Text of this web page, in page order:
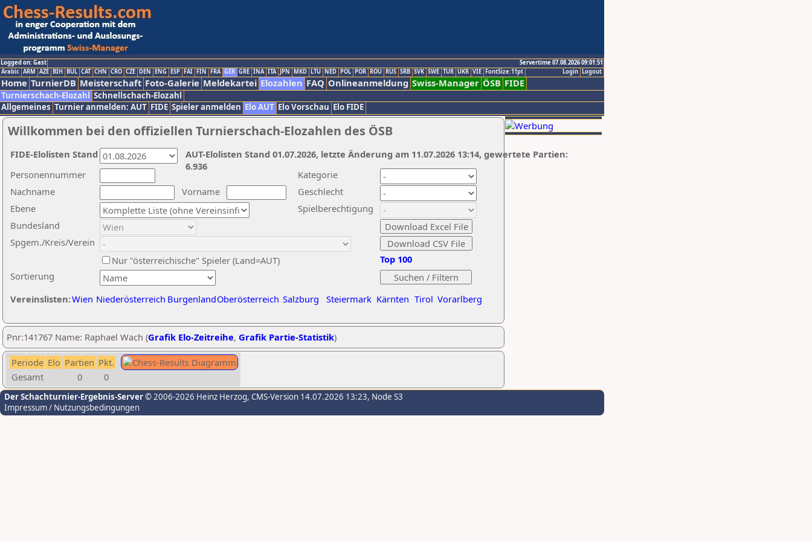
Logged on: Gast
Servertime 07.08.2026 09:01:51
Logout
Login
Arabic ARM AZE BIH BUL CAT CHN CRO CZE DEN ENG ESP FAI FIN FRA GER GRE INA ITA JPN MKD LTU NED POL POR ROU RUS SRB SVK SWE TUR UKR VIE FontSize:11pt
Home TurnierDB Meisterschaft Foto-Galerie Meldekartei Elozahlen FAQ Onlineanmeldung Swiss-Manager ÖSB FIDE
Turnierschach-Elozahl Schnellschach-Elozahl
Allgemeines Turnier anmelden: AUT FIDE Spieler anmelden Elo AUT Elo Vorschau Elo FIDE
Willkommen bei den offiziellen Turnierschach-Elozahlen des ÖSB
Nachname
Vorname
Ebene
Kategorie
Sortierung
Personennummer
Bundesland
Spgem./Kreis/Verein
Geschlecht
Nur "österreichische" Spieler (Land=AUT)
Spielberechtigung
Vereinslisten:Wien Niederösterreich BurgenlandOberösterreich Salzburg Steiermark Kärnten Tirol Vorarlberg
Top 100
AUT-Elolisten Stand 01.07.2026, letzte Änderung am 11.07.2026 13:14, gewertete Partien:
6.936
FIDE-Elolisten Stand
Pnr:141767 Name: Raphael Wach (Grafik Elo-Zeitreihe, Grafik Partie-Statistik)
Periode Elo Partien Pkt.
Gesamt
0 0
Der Schachturnier-Ergebnis-Server© 2006-2026 Heinz Herzog, CMS-Version 14.07.2026 13:23, Node S3
Impressum / Nutzungsbedingungen